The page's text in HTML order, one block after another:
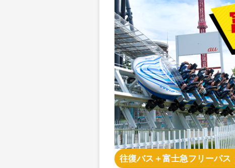
往復バス＋富士急フリーパス